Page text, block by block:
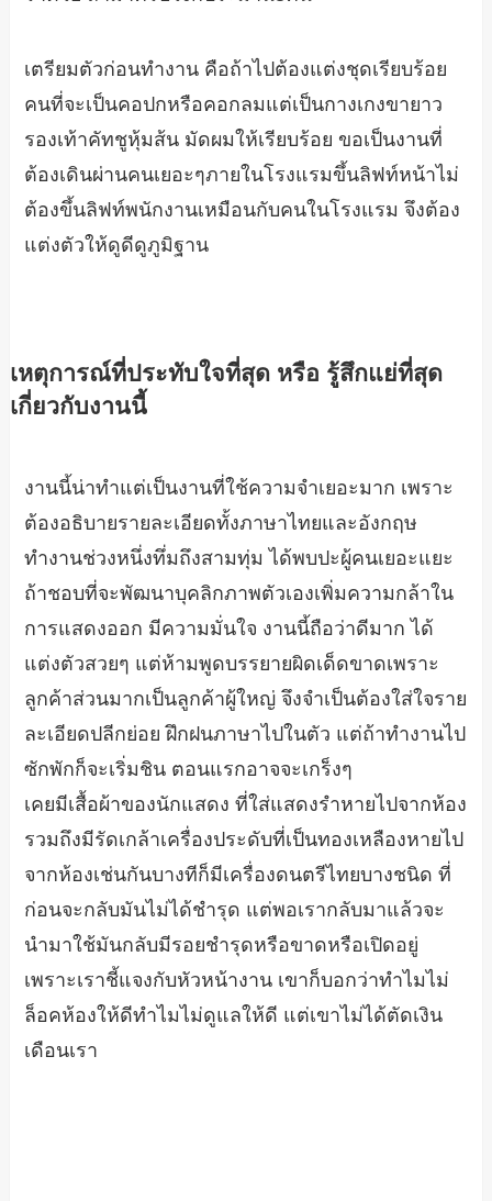
เตรียมตัวก่อนทำงาน คือถ้าไปต้องแต่งชุดเรียบร้อย
คนที่จะเป็นคอปกหรือคอกลมแต่เป็นกางเกงขายาว
รองเท้าคัทชูหุ้มส้น มัดผมให้เรียบร้อย ขอเป็นงานที่
ต้องเดินผ่านคนเยอะๆภายในโรงแรมขึ้นลิฟท์หน้าไม่
ต้องขึ้นลิฟท์พนักงานเหมือนกับคนในโรงแรม จึงต้อง
แต่งตัวให้ดูดีดูภูมิฐาน
เหตุการณ์ที่ประทับใจที่สุด หรือ รู้สึกแย่ที่สุด
เกี่ยวกับงานนี้
งานนี้น่าทำแต่เป็นงานที่ใช้ความจำเยอะมาก เพราะ
ต้องอธิบายรายละเอียดทั้งภาษาไทยและอังกฤษ
ทำงานช่วงหนึ่งทึ่มถึงสามทุ่ม ได้พบปะผู้คนเยอะแยะ
ถ้าชอบที่จะพัฒนาบุคลิกภาพตัวเองเพิ่มความกล้าใน
การแสดงออก มีความมั่นใจ งานนี้ถือว่าดีมาก ได้
แต่งตัวสวยๆ แต่ห้ามพูดบรรยายผิดเด็ดขาดเพราะ
ลูกค้าส่วนมากเป็นลูกค้าผู้ใหญ่ จึงจำเป็นต้องใส่ใจราย
ละเอียดปลีกย่อย ฝึกฝนภาษาไปในตัว แต่ถ้าทำงานไป
ซักพักก็จะเริ่มชิน ตอนแรกอาจจะเกร็งๆ
เคยมีเสื้อผ้าของนักแสดง ที่ใส่แสดงรำหายไปจากห้อง
รวมถึงมีรัดเกล้าเครื่องประดับที่เป็นทองเหลืองหายไป
จากห้องเช่นกันบางทีก็มีเครื่องดนตรีไทยบางชนิด ที่
ก่อนจะกลับมันไม่ได้ชำรุด แต่พอเรากลับมาแล้วจะ
นำมาใช้มันกลับมีรอยชำรุดหรือขาดหรือเปิดอยู่
เพราะเราชี้แจงกับหัวหน้างาน เขาก็บอกว่าทำไมไม่
ล็อคห้องให้ดีทำไมไม่ดูแลให้ดี แต่เขาไม่ได้ตัดเงิน
เดือนเรา